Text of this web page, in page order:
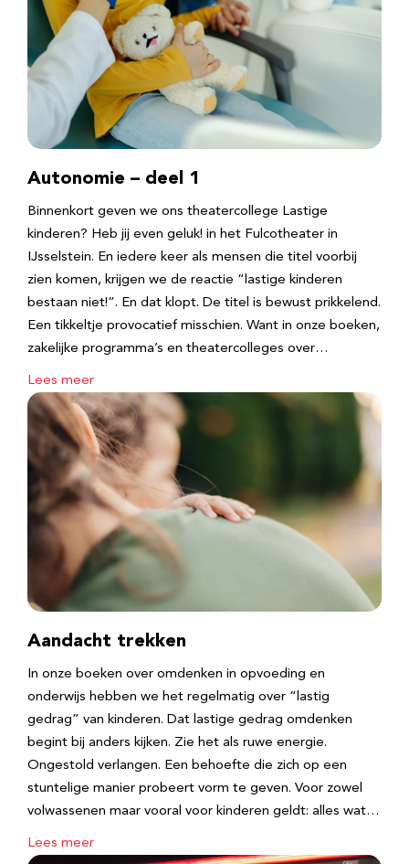
Autonomie – deel 1
Binnenkort geven we ons theatercollege Lastige
kinderen? Heb jij even geluk! in het Fulcotheater in
IJsselstein. En iedere keer als mensen die titel voorbij
zien komen, krijgen we de reactie “lastige kinderen
bestaan niet!”. En dat klopt. De titel is bewust prikkelend.
Een tikkeltje provocatief misschien. Want in onze boeken,
zakelijke programma’s en theatercolleges over…
Lees meer
Aandacht trekken
In onze boeken over omdenken in opvoeding en
onderwijs hebben we het regelmatig over “lastig
gedrag” van kinderen. Dat lastige gedrag omdenken
begint bij anders kijken. Zie het als ruwe energie.
Ongestold verlangen. Een behoefte die zich op een
stuntelige manier probeert vorm te geven. Voor zowel
volwassenen maar vooral voor kinderen geldt: alles wat…
Lees meer